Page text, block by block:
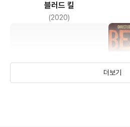
블러드 킬
(2020)
더보기